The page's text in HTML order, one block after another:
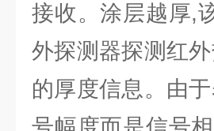
接收。涂层越厚,
外探测器探测红
的厚度信息。由